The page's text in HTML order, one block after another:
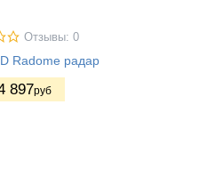
Отзывы: 0
Radome радар
897руб